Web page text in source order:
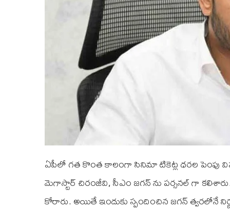
ఏపీలో గత కొంత కాలంగా సినిమా టికెట్ల ధరల
మెగాస్టార్ చిరంజీవి, సీఎం జగన్ ను పర్సనల్ గా
కోరారు. అయితే ఇందుకు స్పందించిన జగన్ త్వరలోనే